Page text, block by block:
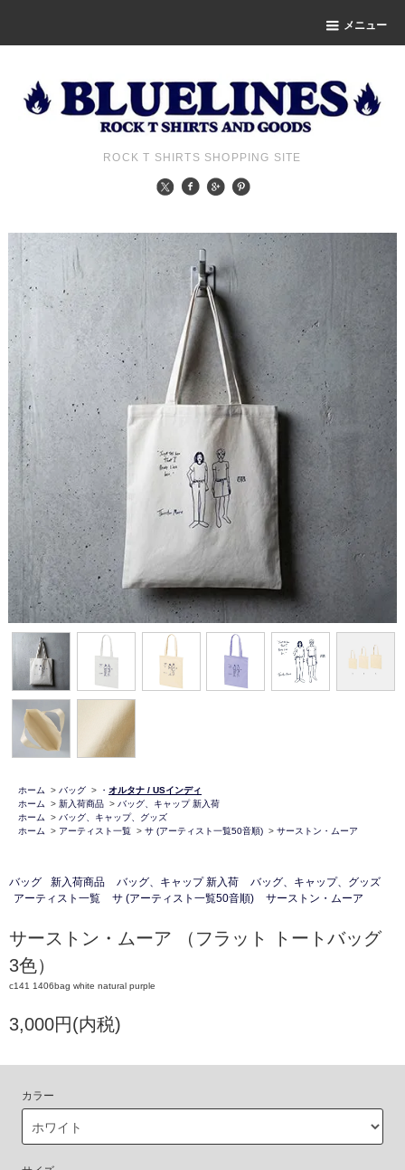
メニュー
ROCK T SHIRTS SHOPPING SITE
ホーム > バッグ > ・ オルタナ / USインディ
ホーム
> 新入荷商品 > バッグ、キャップ 新入荷
ホーム
> バッグ、キャップ、グッズ
ホーム
> アーティスト一覧 > サ (アーティスト一覧50音順) > サーストン・ムーア
バッグ 新入荷商品 バッグ、キャップ 新入荷
バッグ、キャップ、グッズ
アーティスト一覧
サ (アーティスト一覧50音順) サーストン・ムーア
サーストン・ムーア （フラット トートバッグ
3色）
c141 1406bag white natural purple
3,000円(内税)
カラー